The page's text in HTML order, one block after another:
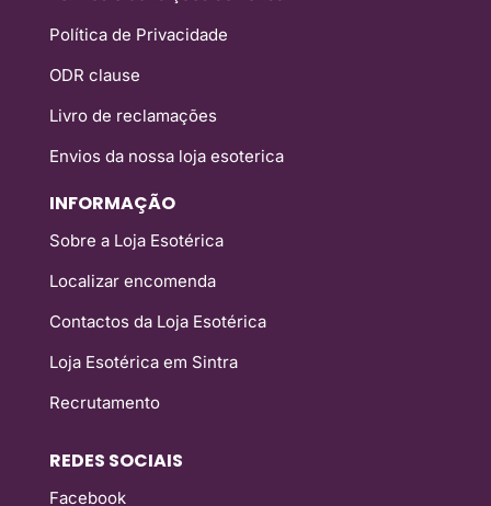
Política de Privacidade
ODR clause
Livro de reclamações
Envios da nossa loja esoterica
INFORMAÇÃO
Sobre a Loja Esotérica
Localizar encomenda
Contactos da Loja Esotérica
Loja Esotérica em Sintra
Recrutamento
REDES SOCIAIS
Facebook